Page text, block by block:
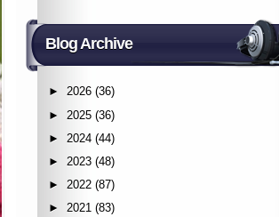
Blog Archive
► 2026 (36)
► 2025 (36)
► 2024 (44)
► 2023 (48)
► 2022 (87)
► 2021 (83)